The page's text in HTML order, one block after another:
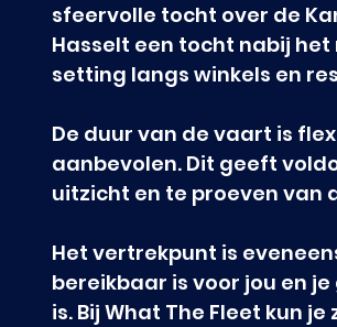
sfeervolle tocht over de
Hasselt een tocht nabij
setting langs winkels en
De duur van de vaart is
aanbevolen. Dit geeft
uitzicht en te proeven van
Het vertrekpunt is
bereikbaar is voor jou en
is. Bij What The Fleet kun